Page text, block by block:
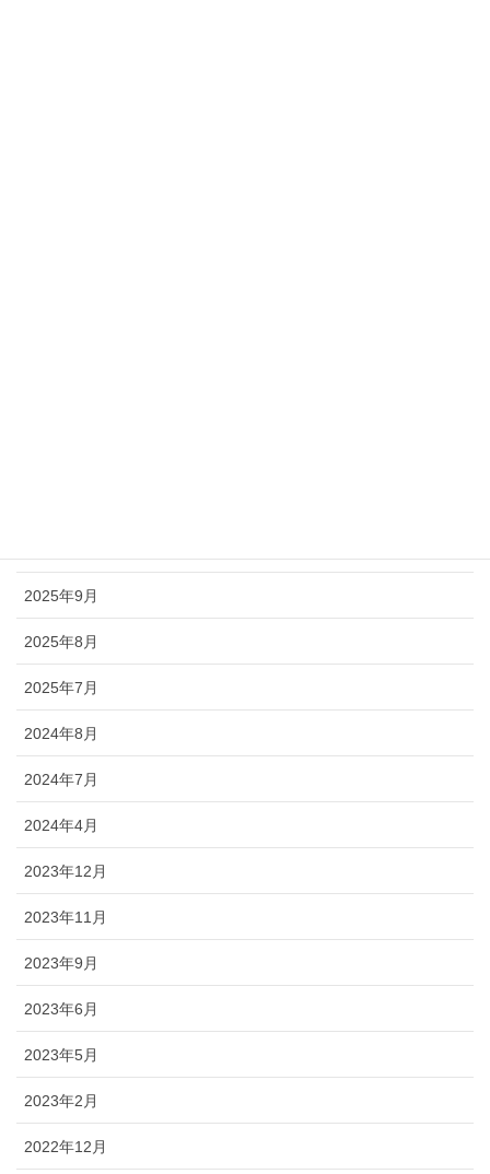
2025年9月
2025年8月
2025年7月
2024年8月
2024年7月
2024年4月
2023年12月
2023年11月
2023年9月
2023年6月
2023年5月
2023年2月
2022年12月